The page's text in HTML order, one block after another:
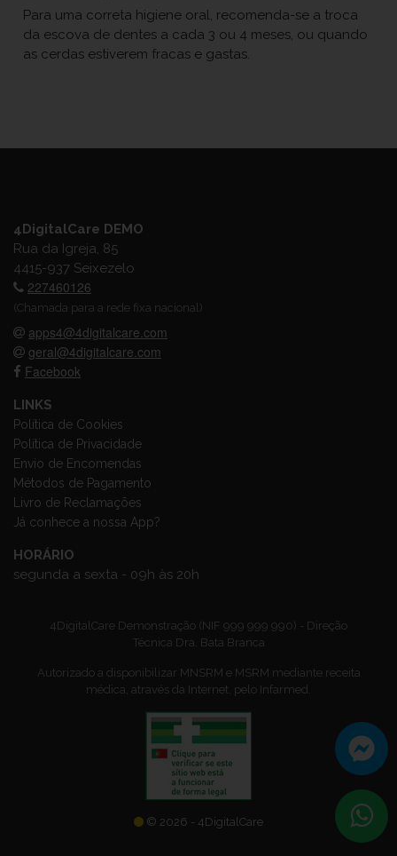
Para uma correta higiene oral, recomenda-se a troca
da escova de dentes a cada 3 ou 4 meses, ou quando
as cerdas estiverem fracas e gastas.
4DigitalCare DEMO
Rua da Igreja, 85
4415-937 Seixezelo
227460126
(Chamada para a rede fixa nacional)
apps4@4digitalcare.com
geral@4digitalcare.com
Facebook
LINKS
Política de Cookies
Política de Privacidade
Envio de Encomendas
Métodos de Pagamento
Livro de Reclamações
Já conhece a nossa App?
HORÁRIO
segunda a sexta - 09h às 20h
4DigitalCare Demonstração (NIF 999 999 990) - Direção
Técnica Dra. Bata Branca
Autorizado a disponibilizar MNSRM e MSRM mediante receita
médica, através da Internet, pelo Infarmed.
© 2026 - 4DigitalCare